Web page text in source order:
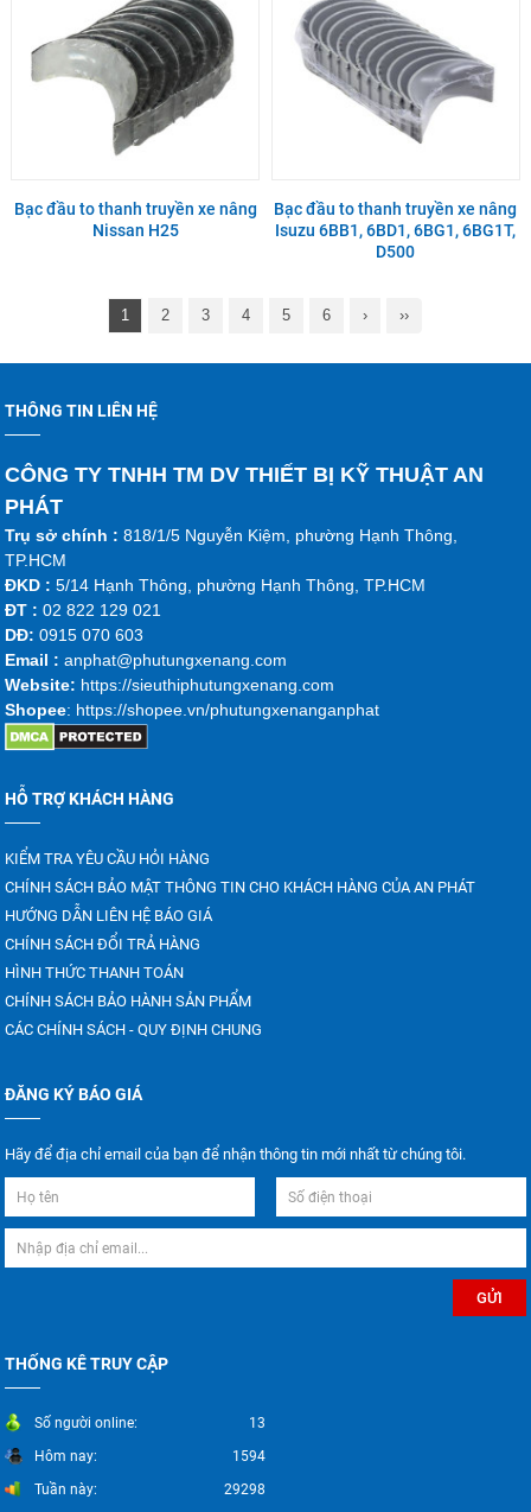
Bạc đầu to thanh truyền xe nâng
Nissan H25
Bạc đầu to thanh truyền xe nâng
Isuzu 6BB1, 6BD1, 6BG1, 6BG1T,
D500
1 2 3 4 5 6 › ››
THÔNG TIN LIÊN HỆ
CÔNG TY TNHH TM DV THIẾT BỊ KỸ THUẬT AN
PHÁT
Trụ sở chính : 818/1/5 Nguyễn Kiệm, phường Hạnh Thông,
TP.HCM
ĐKD :5/14 Hạnh Thông, phường Hạnh Thông, TP.HCM
ĐT : 02 822 129 021
DĐ:0915 070 603
Email :anphat@phutungxenang.com
Website: https://sieuthiphutungxenang.com
Shopee: https://shopee.vn/phutungxenanganphat
HỖ TRỢ KHÁCH HÀNG
KIỂM TRA YÊU CẦU HỎI HÀNG
CHÍNH SÁCH BẢO MẬT THÔNG TIN CHO KHÁCH HÀNG CỦA AN PHÁT
HƯỚNG DẪN LIÊN HỆ BÁO GIÁ
CHÍNH SÁCH ĐỔI TRẢ HÀNG
HÌNH THỨC THANH TOÁN
CHÍNH SÁCH BẢO HÀNH SẢN PHẨM
CÁC CHÍNH SÁCH - QUY ĐỊNH CHUNG
ĐĂNG KÝ BÁO GIÁ
Hãy để địa chỉ email của bạn để nhận thông tin mới nhất từ chúng tôi.
THỐNG KÊ TRUY CẬP
Số người online:
13
Hôm nay:
1594
Tuần này:
29298